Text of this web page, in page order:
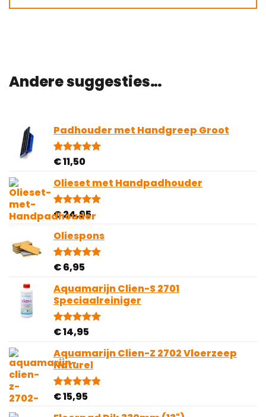
Andere suggesties…
Padhouder met Handgreep Groot
Gewaardeerd
gebaseerd
op
1
klantbeoordeling
€11,50
Olieset met Handpadhouder
Gewaardeerd
5.00 op 5
gebaseerd
op
4
klantbeoordelingen
€24,95
Oliespons
Gewaardeerd
gebaseerd
op
5
klantbeoordelingen
€6,95
Aquamarijn Clien-S 2701
Speciaalreiniger
Gewaardeerd
gebaseerd
op
2
klantbeoordelingen
€14,95
Aquamarijn Clien-Z 2702 Vloerzeep
Naturel
Gewaardeerd
gebaseerd
14
€15,95